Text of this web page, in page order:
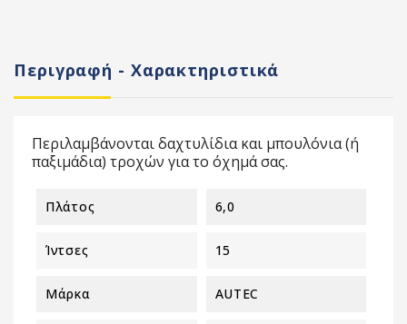
Περιγραφή - Χαρακτηριστικά
Περιλαμβάνονται δαχτυλίδια και μπουλόνια (ή
παξιμάδια) τροχών για το όχημά σας.
Πλάτος 6,0
Ίντσες 15
Μάρκα AUTEC